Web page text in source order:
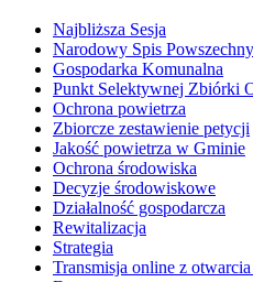
Najbliższa Sesja
Narodowy Spis Powszechny
Gospodarka Komunalna
Punkt Selektywnej Zbiórki
Ochrona powietrza
Zbiorcze zestawienie petycji
Jakość powietrza w Gminie
Ochrona środowiska
Decyzje środowiskowe
Działalność gospodarcza
Rewitalizacja
Strategia
Transmisja online z